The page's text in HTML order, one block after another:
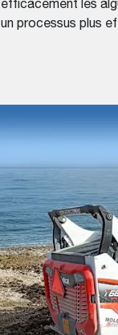
efficacement les
un processus plus